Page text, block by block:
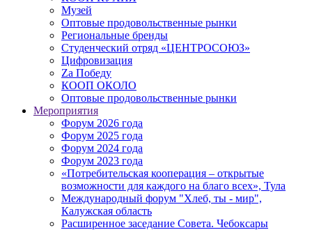
Музей
Оптовые продовольственные рынки
Региональные бренды
Студенческий отряд «ЦЕНТРОСОЮЗ»
Цифровизация
Zа Победу
КООП ОКОЛО
Оптовые продовольственные рынки
Мероприятия
Форум 2026 года
Форум 2025 года
Форум 2024 года
Форум 2023 года
«Потребительская кооперация – открытые
возможности для каждого на благо всех», Тула
Международный форум "Хлеб, ты - мир",
Калужская область
Расширенное заседание Совета. Чебоксары